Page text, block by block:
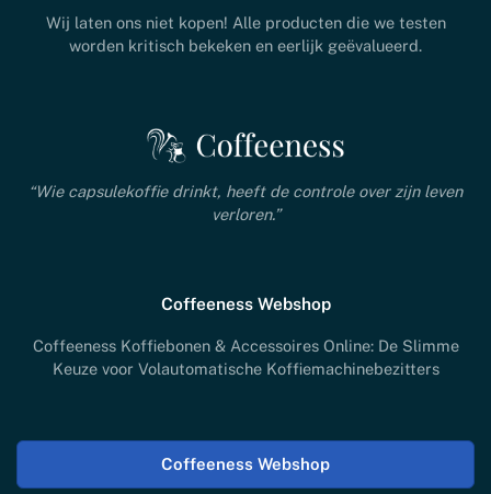
Wij laten ons niet kopen! Alle producten die we testen
worden kritisch bekeken en eerlijk geëvalueerd.
“Wie capsulekoffie drinkt, heeft de controle over zijn leven
verloren.”
Coffeeness Webshop
Coffeeness Koffiebonen & Accessoires Online: De Slimme
Keuze voor Volautomatische Koffiemachinebezitters
Coffeeness Webshop